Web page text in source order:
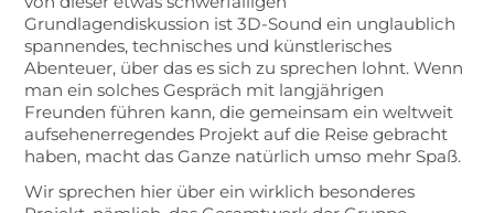
Grundlagendiskussion ist 3D-Sound ein unglaublich
spannendes, technisches und künstlerisches
Abenteuer, über das es sich zu sprechen lohnt. Wenn
man ein solches Gespräch mit langjährigen
Freunden führen kann, die gemeinsam ein weltweit
aufsehenerregendes Projekt auf die Reise gebracht
haben, macht das Ganze natürlich umso mehr Spaß.
Wir sprechen hier über ein wirklich besonderes